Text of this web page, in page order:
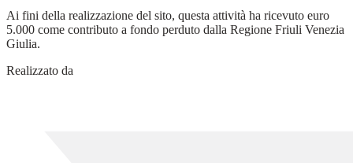
Ai fini della realizzazione del sito, questa attività ha ricevuto euro
5.000 come contributo a fondo perduto dalla Regione Friuli Venezia
Giulia.
Realizzato da